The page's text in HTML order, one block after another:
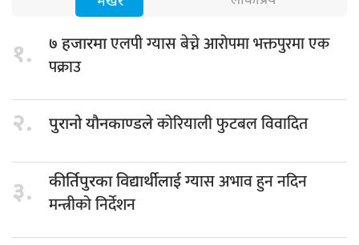
१. ७ हजारमाएलपी ग्यास बेच्ने आरोपमा भक्तपुरमा एक
पक्राउ
२. पुरानो यौनकाण्डलेकोरियाली फुटबल विवादित
३. कीर्तिपुरका विद्यार्थीलाईग्यास अभाव हुन नदिन
मन्त्रीको निर्देशन